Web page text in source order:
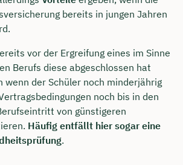
bereits in jungen Jahren
vor der Ergreifung eines im Sinne
Berufs diese abgeschlossen hat
wenn der Schüler noch minderjährig
noch bis in den
von günstigeren
Häufig entfällt hier sogar eine
.